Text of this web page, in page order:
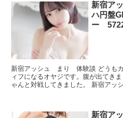
新宿ア
ハ円盤
ー
新宿アッシュ まり 体験談 どうもカ
ィフになるオヤジです。腹が出てき
ゃんと対戦してきました。 新宿ア
新宿ア